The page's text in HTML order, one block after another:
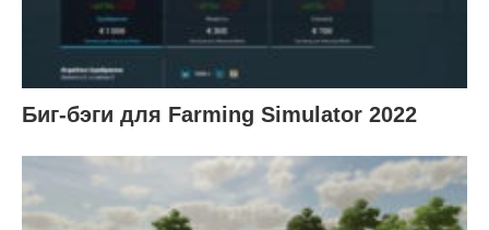
Биг-бэги для Farming Simulator 2022